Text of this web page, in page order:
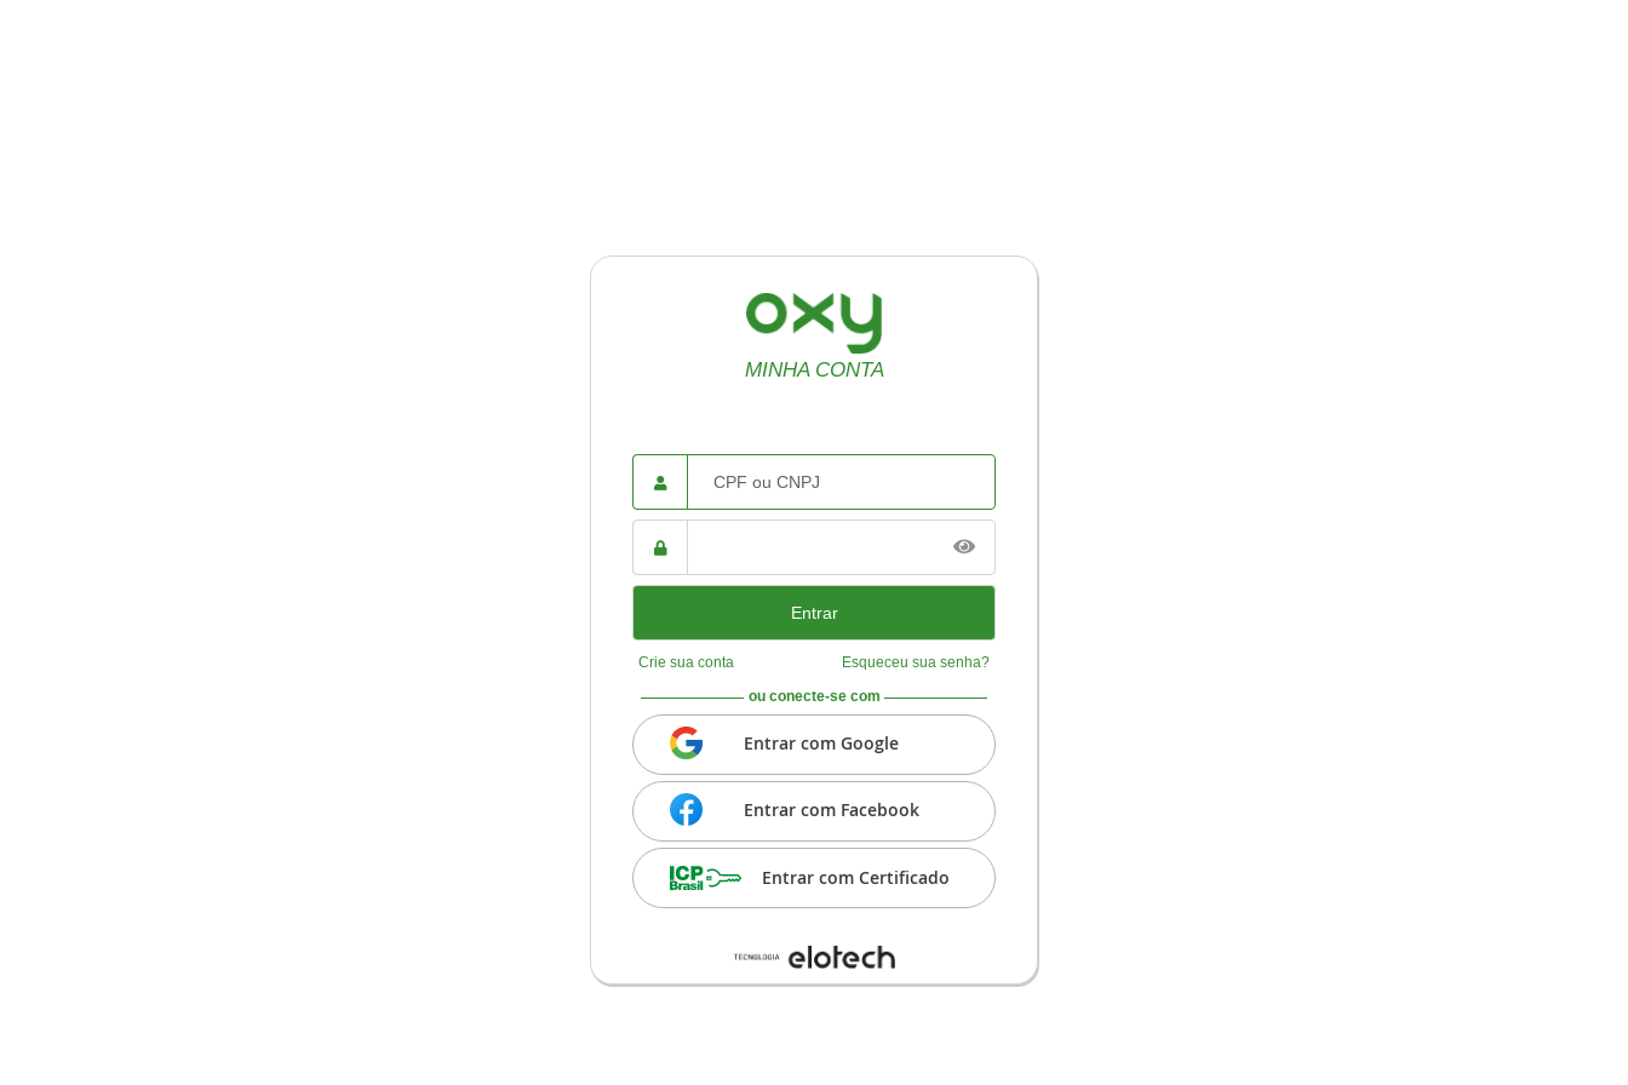
MINHA CONTA
CPF ou
CNPJ
Senha
Crie sua conta Esqueceu sua senha?
ou conecte-se com